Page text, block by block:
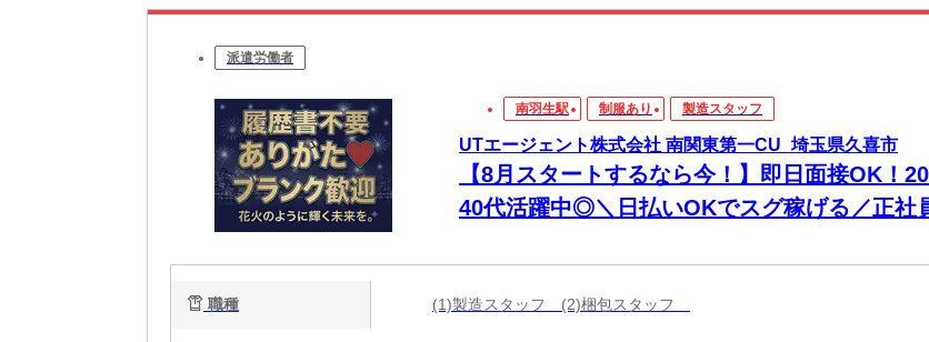
派遣労働者
南羽生駅 制服あり 製造スタッフ
UTエージェント株式会社 南関東第一CU_埼玉県久喜市
【8月スタートするなら今！】即日面接OK！
40代活躍中◎＼日払いOKでスグ稼げる／正社
職種 (1)製造スタッフ (2)梱包スタッフ